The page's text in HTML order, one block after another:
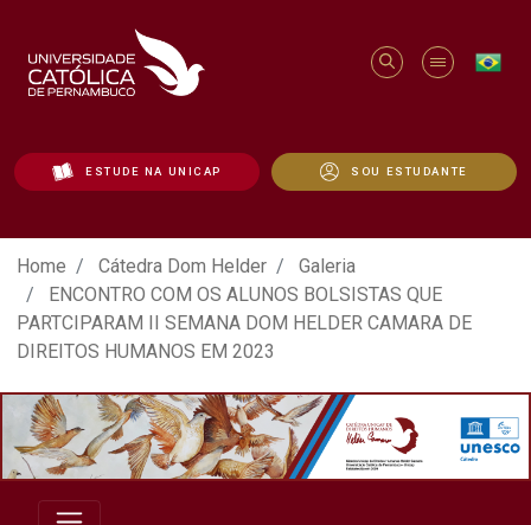
ESTUDE NA UNICAP SOU ESTUDANTE
ATO EM DEFESA DA DEMOCRACIA
Home Cátedra Dom Helder
Galeria
ENCONTRO COM OS ALUNOS BOLSISTAS QUE
PARTCIPARAM II SEMANA DOM HELDER CAMARA DE
DIREITOS HUMANOS EM 2023